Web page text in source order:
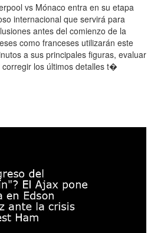
vs Mónaco entra en su etapa
internacional que servirá para
antes del comienzo de la
como franceses utilizarán este
a sus principales figuras, evaluar
corregir los últimos detalles t�